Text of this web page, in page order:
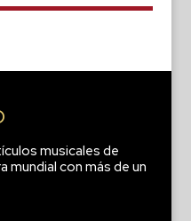
musicales de
con más de un